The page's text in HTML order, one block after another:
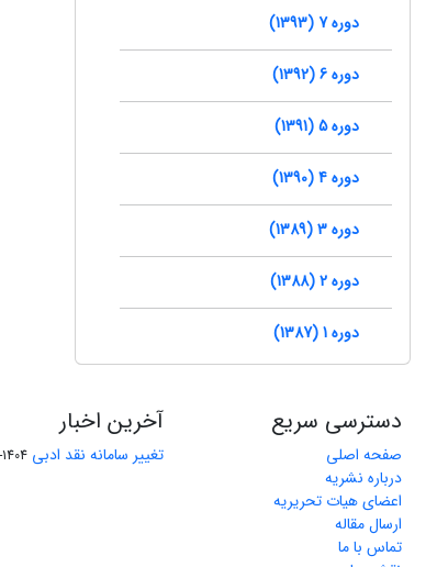
دوره 7 (1393)
دوره 6 (1392)
دوره 5 (1391)
دوره 4 (1390)
دوره 3 (1389)
دوره 2 (1388)
دوره 1 (1387)
دسترسی سریع
صفحه اصلی
درباره نشریه
اعضای هیات تحریریه
ارسال مقاله
تماس با ما
آخرین اخبار
تغییر سامانه نقد ادبی 1404-07-02